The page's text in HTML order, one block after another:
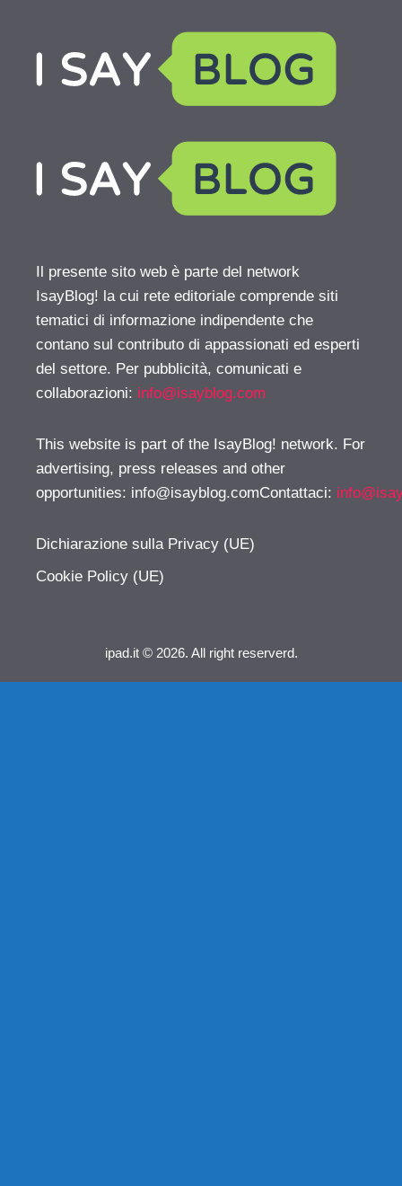
Il presente sito web è parte del network
IsayBlog! la cui rete editoriale comprende siti
tematici di informazione indipendente che
contano sul contributo di appassionati ed esperti
del settore. Per pubblicità, comunicati e
collaborazioni: info@isayblog.com
This website is part of the IsayBlog! network. For
advertising, press releases and other
opportunities: info@isayblog.comContattaci:
Dichiarazione sulla Privacy (UE)
Cookie Policy (UE)
ipad.it © 2026. All right reserverd.